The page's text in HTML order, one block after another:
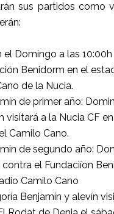
sus partidos como
el Domingo a las
Benidorm en el
de la Nucia.
de primer año:
visitará a la Nucia CF
Camilo Cano.
de segundo año:
contra el Fundaciíon
Camilo Cano
Benjamín y alevín